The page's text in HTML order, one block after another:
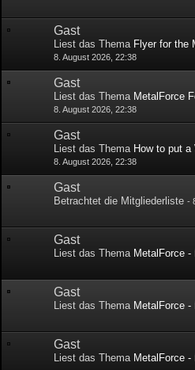
Gast
Liest das Thema Flyer for the
8. August 2026, 22:38
Gast
Liest das Thema MetalForce
8. August 2026, 22:38
Gast
Liest das Thema How to put
8. August 2026, 22:38
Gast
Betrachtet die Mitgliederliste-
Gast
Liest das Thema MetalForce -
Gast
Liest das Thema MetalForce -
Gast
Liest das Thema MetalForce -